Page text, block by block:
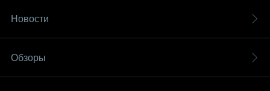
Новости
Обзоры